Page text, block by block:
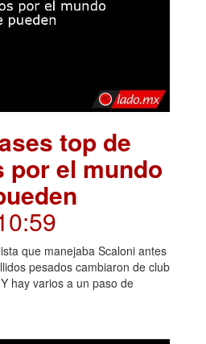
top de
por el mundo
que manejaba Scaloni antes
pesados cambiaron de club
hay varios a un paso de